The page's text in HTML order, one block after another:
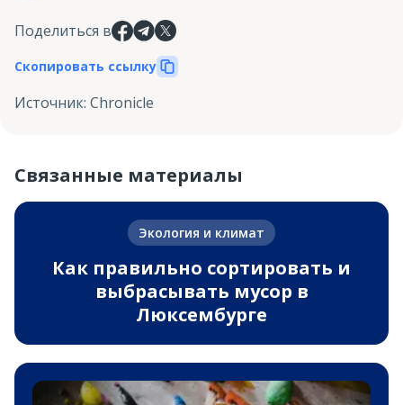
Поделиться в
Скопировать ссылку
Источник: Chronicle
Связанные материалы
Экология и климат
Как правильно сортировать и
выбрасывать мусор в
Люксембурге